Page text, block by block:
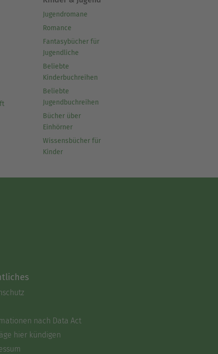
Jugendromane
Romance
Fantasybücher für
Jugendliche
Beliebte
Kinderbuchreihen
Beliebte
Jugendbuchreihen
Bücher über
Einhörner
Wissensbücher für
Kinder
nach Data Act
hier kündigen